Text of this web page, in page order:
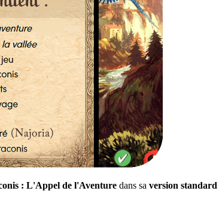
: L'Appel de l'Aventure dans sa version standard